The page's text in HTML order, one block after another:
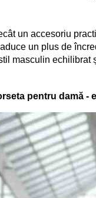
un accesoriu
un plus de
masculin echilibrat
pentru damă -